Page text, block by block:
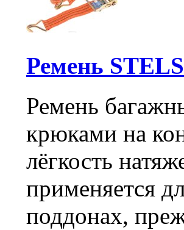
Ремень
Ремень
крюками на
лёгкость
применяется
поддонах,